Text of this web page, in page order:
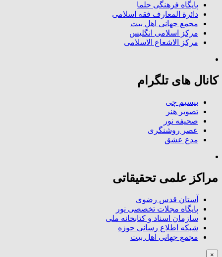
پایگاه فرهنگی حلما
دائرة المعارف فقه اسلامی
مجمع جهانی اهل بیت
مرکز اسلامی انگلیس
مرکز الاشعاع الاسلامی
کانال های تلگرام
بیسیم چی
تصویر هنر
صحیفه نور
عصر روشنگری
مدع عشق
مراکز علمی تحقیقاتی
آستان قدس رضوی
پایگاه مجلات تخصصی نور
سازمان اسناد و کتابخانه ملی
شبکه اطلاع رسانی حوزه
مجمع جهانی اهل بیت
×